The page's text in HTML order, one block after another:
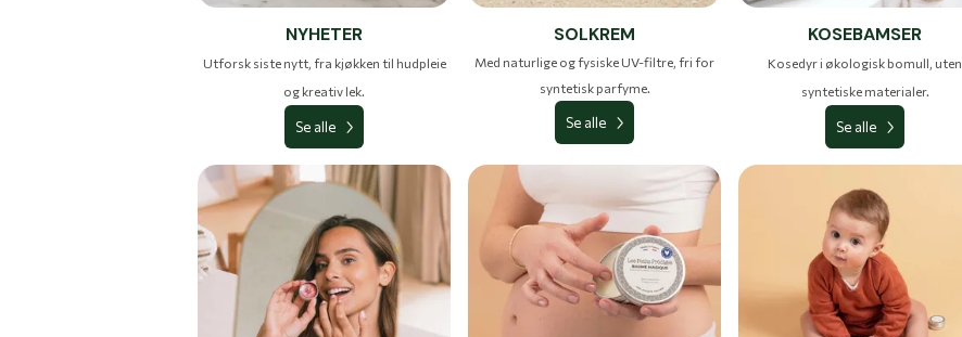
NYHETER
Utforsk siste nytt, fra kjøkken til hudpleie
og kreativ lek.
Se alle
SOLKREM
Med naturlige og fysiske UV-filtre, fri for
syntetisk parfyme.
Se alle
KOSEBAMSER
Kosedyr i økologisk bomull, uten
syntetiske materialer.
Se alle